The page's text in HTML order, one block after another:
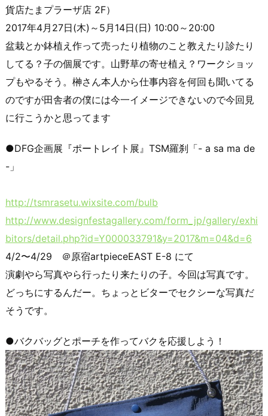
貨店たまプラーザ店 2F）
2017年4月27日(木)～5月14日(日) 10:00～20:00
盆栽とか鉢植え作って売ったり植物のこと教えたり診たり
してる？子の個展です。山野草の寄せ植え？ワークショッ
プもやるそう。榊さん本人から仕事内容を何回も聞いてる
のですが田舎者の僕には今一イメージできないので今回見
に行こうかと思ってます
●DFG企画展『ポートレイト展』TSM羅刹「- a sa ma de
-」
http://tsmrasetu.wixsite.com/bulb
http://www.designfestagallery.com/form_jp/gallery/exhi
bitors/detail.php?id=Y000033791&y=2017&m=04&d=6
4/2〜4/29 ＠原宿artpieceEAST E-8 にて
演劇やら写真やら行ったり来たりの子。今回は写真です。
どっちにするんだー。ちょっとビターでセクシーな写真だ
そうです。
●バクバッグとポーチを作ってバクを応援しよう！